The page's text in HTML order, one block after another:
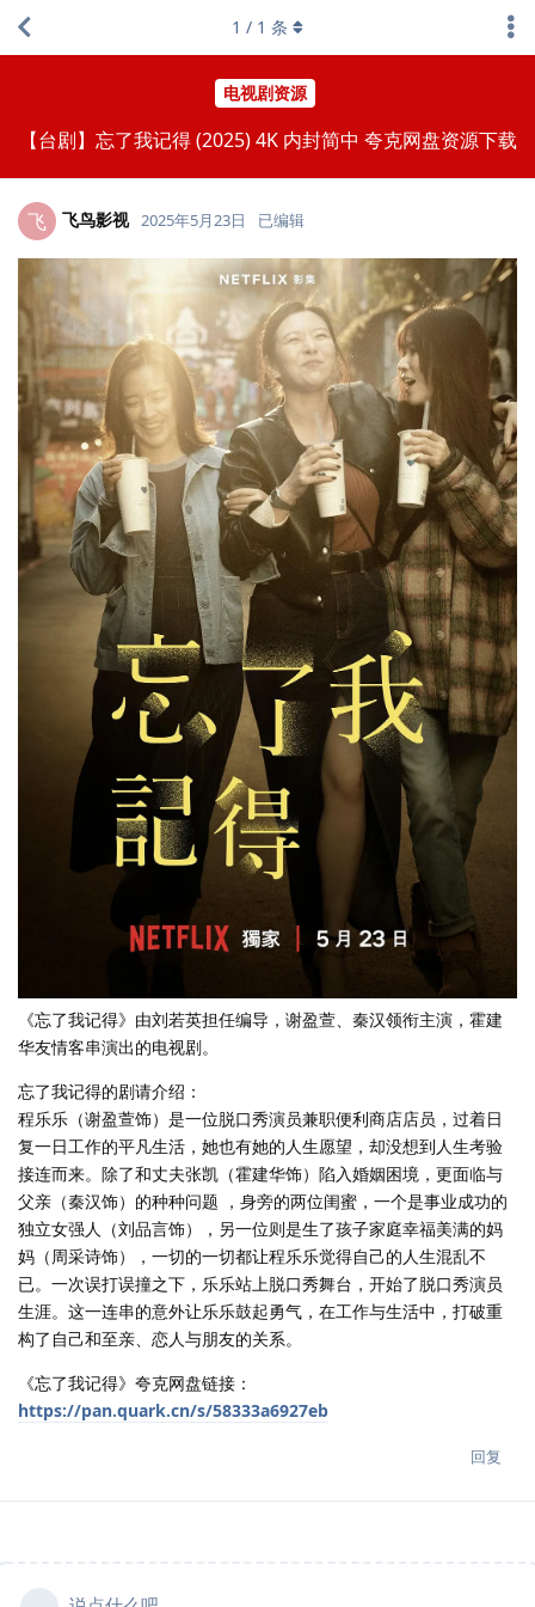
电视剧资源
【台剧】忘了我记得 (2025) 4K 内封简中 夸克网盘资源下载
1 / 1 条
飞 飞鸟影视 2025年5月23日 已编辑
《忘了我记得》由刘若英担任编导，谢盈萱、秦汉领衔主演，霍建
华友情客串演出的电视剧。
忘了我记得的剧请介绍：
程乐乐（谢盈萱饰）是一位脱口秀演员兼职便利商店店员，过着日
复一日工作的平凡生活，她也有她的人生愿望，却没想到人生考验
接连而来。除了和丈夫张凯（霍建华饰）陷入婚姻困境，更面临与
父亲（秦汉饰）的种种问题 ，身旁的两位闺蜜，一个是事业成功的
独立女强人（刘品言饰），另一位则是生了孩子家庭幸福美满的妈
妈（周采诗饰），一切的一切都让程乐乐觉得自己的人生混乱不
已。一次误打误撞之下，乐乐站上脱口秀舞台，开始了脱口秀演员
生涯。这一连串的意外让乐乐鼓起勇气，在工作与生活中，打破重
构了自己和至亲、恋人与朋友的关系。
《忘了我记得》夸克网盘链接：
https://pan.quark.cn/s/58333a6927eb
回复